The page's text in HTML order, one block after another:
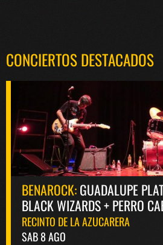
CONCIERTOS DESTACADOS
BENAROCK:GUADALUPE
BLACK WIZARDS + PERRO
RECINTO DE LA AZUCARERA
SAB 8 AGO